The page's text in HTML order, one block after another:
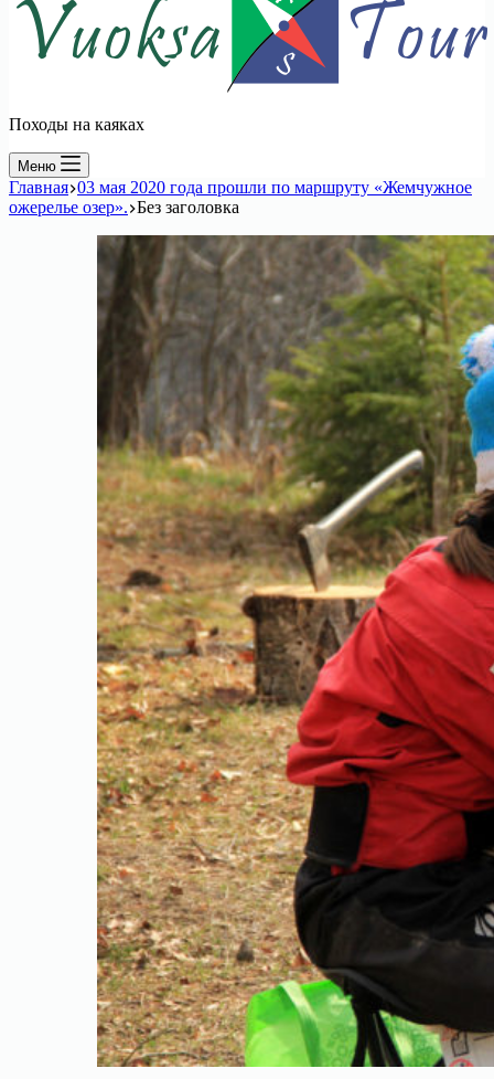
Походы на каяках
Меню
Главная 03 мая 2020 года прошли по маршруту «Жемчужное
ожерелье озер». Без заголовка